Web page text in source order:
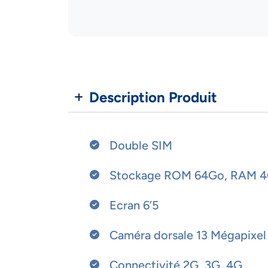
Description Produit
Double SIM
Stockage ROM 64Go, RAM
Ecran 6’5
Caméra dorsale 13 Mégapixel
Connectivité 2G, 3G, 4G